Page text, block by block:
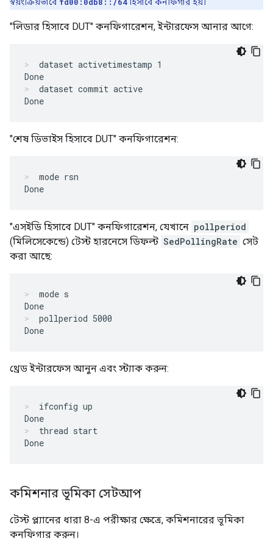
"লিডার হিসাবে DUT" কনফিগারেশন, ইন্টারফেস আনার আগে:
dataset activetimestamp 1
Done
dataset commit active
Done
"শেষ ডিভাইস হিসাবে DUT" কনফিগারেশন:
mode rsn
Done
"এসইডি হিসাবে DUT" কনফিগারেশন, যেখানে pollperiod
(মিলিসেকেন্ডে) টেস্ট হারনেসে ডিফল্ট SedPollingRate সেট
করা আছে:
mode s
Done
pollperiod 5000
Done
থ্রেড ইন্টারফেস আনুন এবং স্ট্যাক করুন:
ifconfig up
Done
thread start
Done
কমিশনার ভূমিকা সেটআপ
টেস্ট প্ল্যানের ধারা 8-এ পরীক্ষার ক্ষেত্রে, কমিশনারের ভূমিকা
কনফিগার করুন।